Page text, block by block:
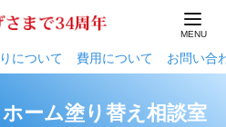
について 費用について お問い合
ーム塗り替え相談室